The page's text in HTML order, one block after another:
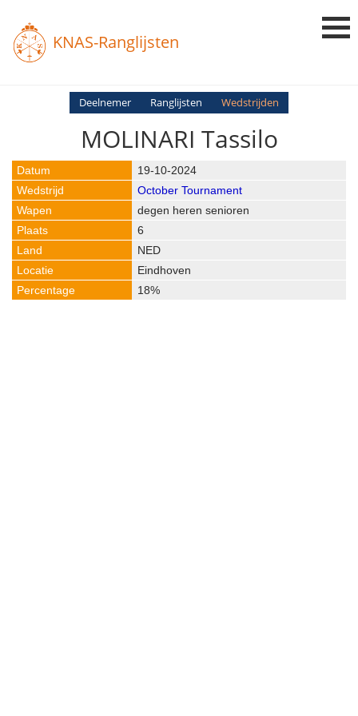
KNAS-Ranglijsten
Login
Ranglijsten
Deelnemer Ranglijsten Wedstrijden
MOLINARI Tassilo
19-10-2024
October Tournament
degen heren senioren
6
NED
Eindhoven
18%